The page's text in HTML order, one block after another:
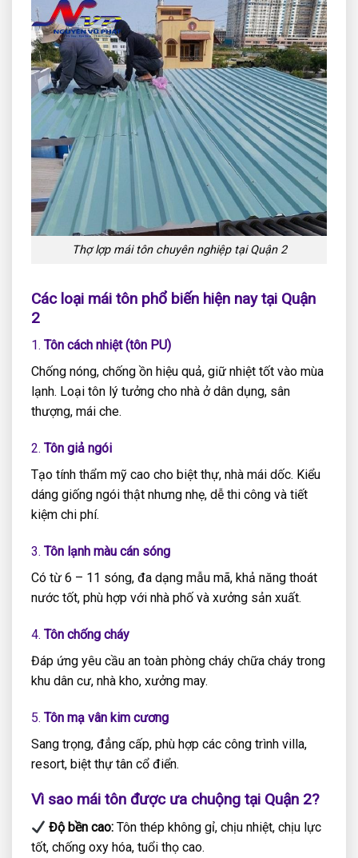
Thợ lợp mái tôn chuyên nghiệp tại Quận 2
Các loại mái tôn phổ biến hiện nay tại Quận
2
1. Tôn cách nhiệt (tôn PU)
Chống nóng, chống ồn hiệu quả, giữ nhiệt tốt vào mùa
lạnh. Loại tôn lý tưởng cho nhà ở dân dụng, sân
thượng, mái che.
2. Tôn giả ngói
Tạo tính thẩm mỹ cao cho biệt thự, nhà mái dốc. Kiểu
dáng giống ngói thật nhưng nhẹ, dễ thi công và tiết
kiệm chi phí.
3. Tôn lạnh màu cán sóng
Có từ 6 – 11 sóng, đa dạng mẫu mã, khả năng thoát
nước tốt, phù hợp với nhà phố và xưởng sản xuất.
4. Tôn chống cháy
Đáp ứng yêu cầu an toàn phòng cháy chữa cháy trong
khu dân cư, nhà kho, xưởng may.
5. Tôn mạ vân kim cương
Sang trọng, đẳng cấp, phù hợp các công trình villa,
resort, biệt thự tân cổ điển.
Vì sao mái tôn được ưa chuộng tại Quận 2?
Độ bền cao: Tôn thép không gỉ, chịu nhiệt, chịu lực
tốt, chống oxy hóa, tuổi thọ cao.